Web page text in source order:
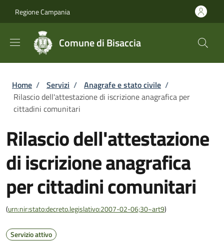
Regione Campania
Comune di Bisaccia
Briciole di pane
Home / Servizi / Anagrafe e stato civile /
Rilascio dell'attestazione di iscrizione anagrafica per
cittadini comunitari
Rilascio dell'attestazione
di iscrizione anagrafica
per cittadini comunitari
(urn:nir:stato:decreto.legislativo:2007-02-06;30~art9)
Servizio attivo